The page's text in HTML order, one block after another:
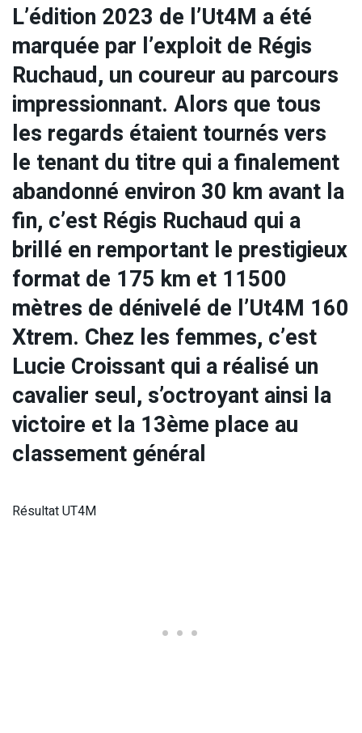
L’édition 2023 de l’Ut4M a été
marquée par l’exploit de Régis
Ruchaud, un coureur au parcours
impressionnant. Alors que tous
les regards étaient tournés vers
le tenant du titre qui a finalement
abandonné environ 30 km avant la
fin, c’est Régis Ruchaud qui a
brillé en remportant le prestigieux
format de 175 km et 11500
mètres de dénivelé de l’Ut4M 160
Xtrem. Chez les femmes, c’est
Lucie Croissant qui a réalisé un
cavalier seul, s’octroyant ainsi la
victoire et la 13ème place au
classement général
Résultat UT4M